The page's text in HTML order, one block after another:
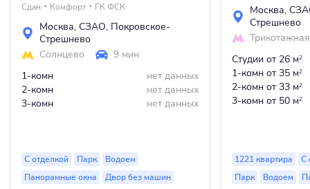
Сдан Комфорт ГК ФСК
Москва, СЗАО, Покровское-
Стрешнево
Солнцево
9 мин
1-комн
нет данных
2-комн
нет данных
3-комн
нет данных
С отделкой Парк
Водоем
Панорамные окна
Двор без машин
Москва,
Стрешнево
Трикотажная
Студии от 26 м2
1-комн от 35 м2
2-комн от 33 м2
3-комн от 50 м2
1221 квартира
С
Парк
Водоем